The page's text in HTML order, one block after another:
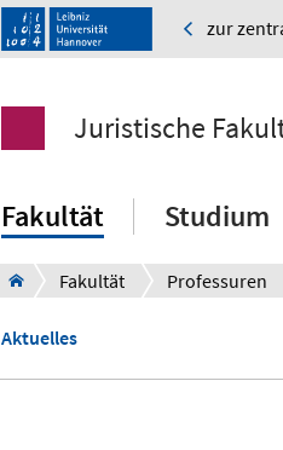
zur
Juristische
Fakultät Studium
Fakultät Professuren
Aktuelles